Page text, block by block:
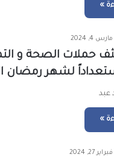
»
مارس 4, 2024
حملات الصحة و
لشهر رمضان
عبد
»
فبراير 27, 2024